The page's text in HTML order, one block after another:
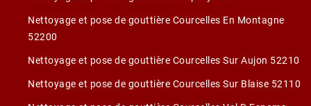
Nettoyage et pose de gouttière Courcelles En Montagne
52200
Nettoyage et pose de gouttière Courcelles Sur Aujon 52210
Nettoyage et pose de gouttière Courcelles Sur Blaise 52110